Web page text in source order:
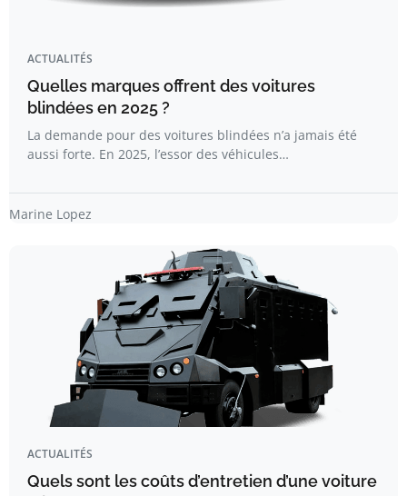
ACTUALITÉS
Quelles marques offrent des voitures
blindées en 2025 ?
La demande pour des voitures blindées n’a jamais été
aussi forte. En 2025, l’essor des véhicules…
Marine Lopez
ACTUALITÉS
Quels sont les coûts d’entretien d’une voiture